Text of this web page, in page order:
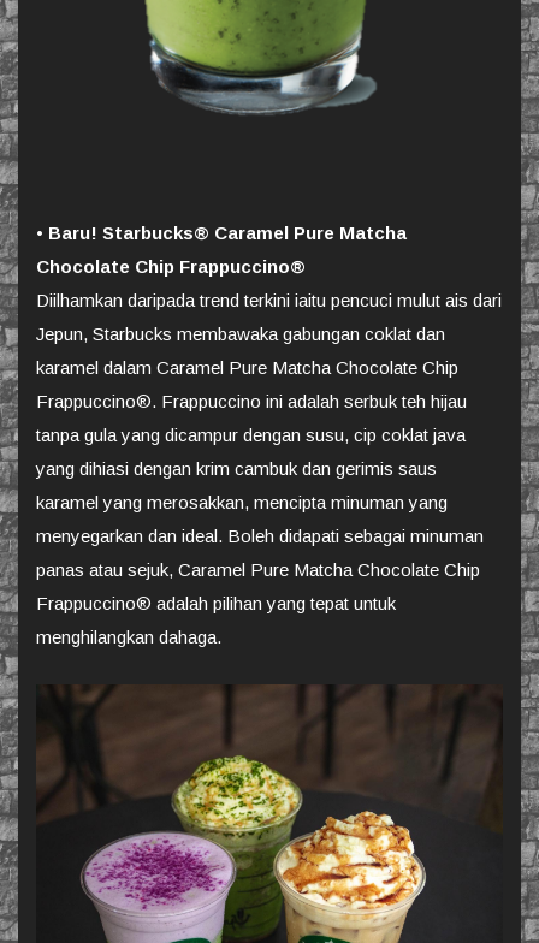
• Baru! Starbucks® Caramel Pure Matcha
Chocolate Chip Frappuccino®
Diilhamkan daripada trend terkini iaitu pencuci mulut ais dari
Jepun, Starbucks membawaka gabungan coklat dan
karamel dalam Caramel Pure Matcha Chocolate Chip
Frappuccino®. Frappuccino ini adalah serbuk teh hijau
tanpa gula yang dicampur dengan susu, cip coklat java
yang dihiasi dengan krim cambuk dan gerimis saus
karamel yang merosakkan, mencipta minuman yang
menyegarkan dan ideal. Boleh didapati sebagai minuman
panas atau sejuk, Caramel Pure Matcha Chocolate Chip
Frappuccino® adalah pilihan yang tepat untuk
menghilangkan dahaga.